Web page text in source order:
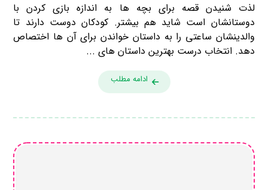
لذت شنیدن قصه برای بچه ها به اندازه بازی کردن با
دوستانشان است شاید هم بیشتر. کودکان دوست دارند تا
والدینشان ساعتی را به داستان خواندن برای آن ها اختصاص
دهد. انتخاب درست بهترین داستان های ...
ادامه مطلب